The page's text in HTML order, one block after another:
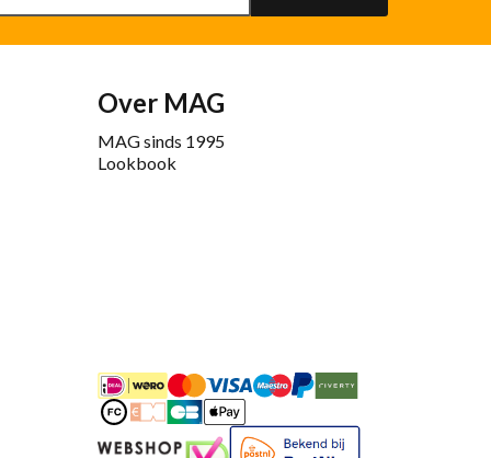
Over MAG
MAG sinds 1995
Lookbook
iDEALMastercardBancontact
Maestro
PayPal
FashionCheque
Overboeking
Carte Bancaire
Apple Pay
Keurmerk
Bekend bij